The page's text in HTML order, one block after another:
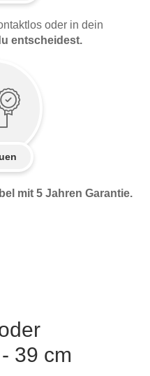
oder in dein
entscheidest.
mit 5 Jahren Garantie.
39 cm